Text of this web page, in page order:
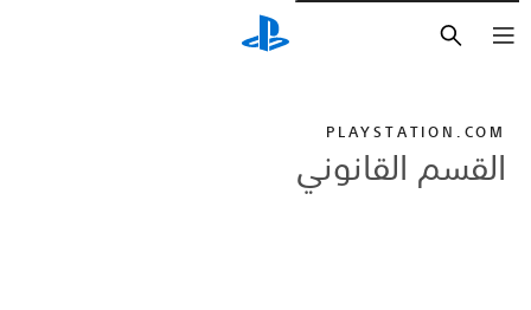
PLAYSTATION.COM
القسم القانوني